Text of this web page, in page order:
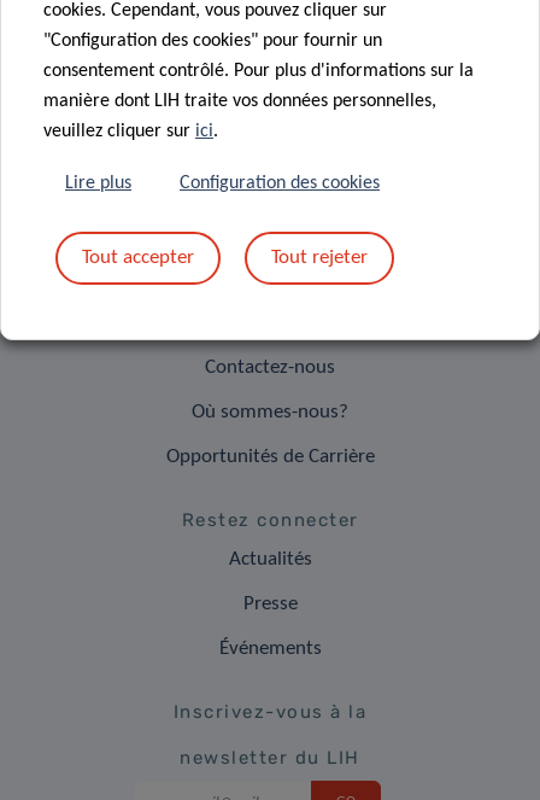
tous les chercheurs actifs, les
unités, les résultats, les projets
et les infrastructures.
Visitez notre Portail Recherche
A propos du LIH
Mission et vision
Direction & Administration
Contactez-nous
Où sommes-nous?
Opportunités de Carrière
Restez connecter
Actualités
Presse
Événements
Inscrivez-vous à la
newsletter du LIH
cookies. Cependant, vous pouvez cliquer sur
"Configuration des cookies" pour fournir un
consentement contrôlé. Pour plus d'informations sur la
manière dont LIH traite vos données personnelles,
veuillez cliquer sur ici.
Lire plus Configuration des cookies
Tout accepter Tout rejeter